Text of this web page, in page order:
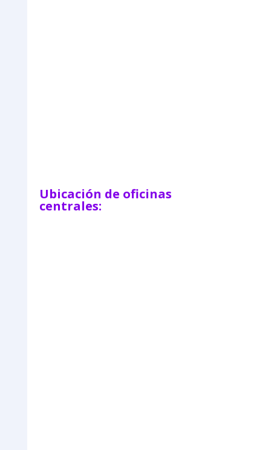
Ubicación de oficinas
centrales: